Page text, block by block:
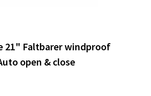
21" Faltbarer windproof
open & close